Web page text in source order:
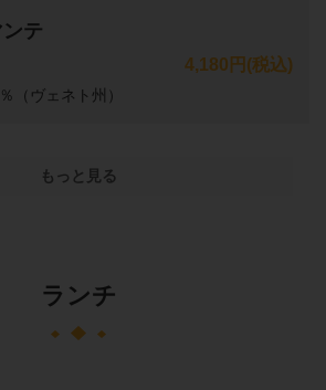
テ
4,180円 (税込)
（ヴェネト州）
もっと見る
ランチ